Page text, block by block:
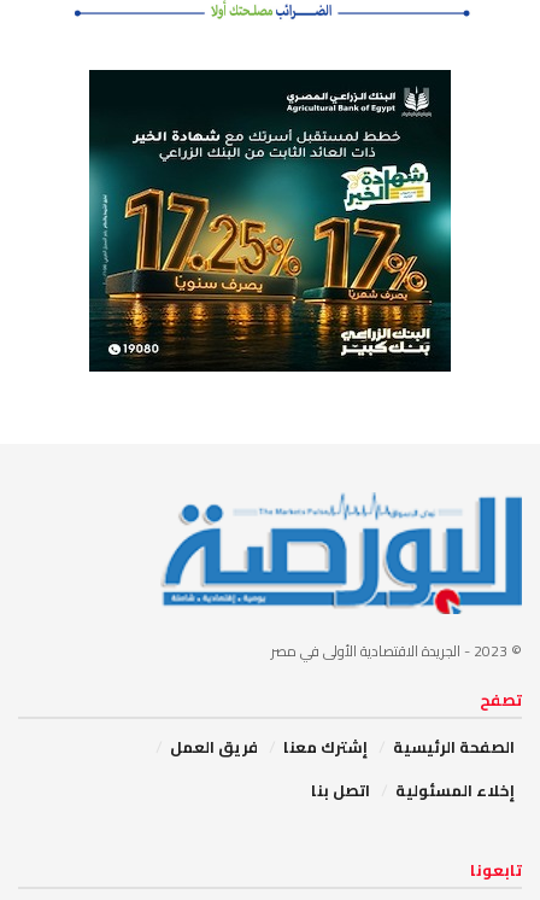
© 2023 - الجريدة الاقتصادية الأولى في مصر
تصفح
الصفحة الرئيسية
إشترك معنا
فريق العمل
إخلاء المسئولية
اتصل بنا
تابعونا